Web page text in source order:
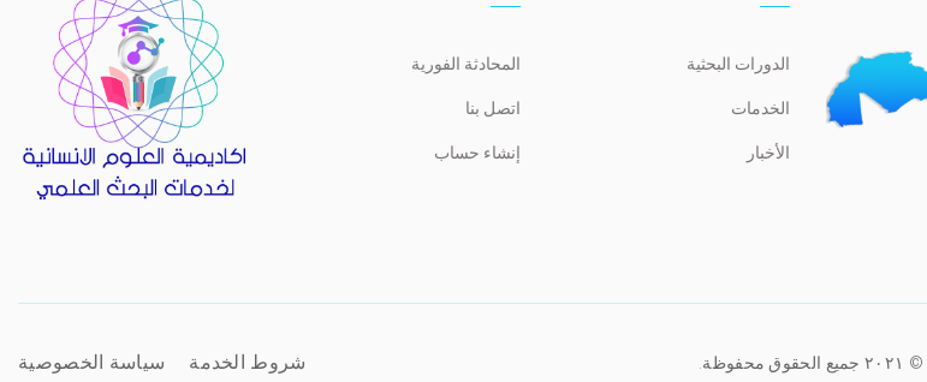
الدورات البحثية
الخدمات
الأخبار
المحادثة الفورية
اتصل بنا
إنشاء حساب
© ٢٠٢١ جميع الحقوق محفوظة. شروط الخدمة سياسة الخصوصية